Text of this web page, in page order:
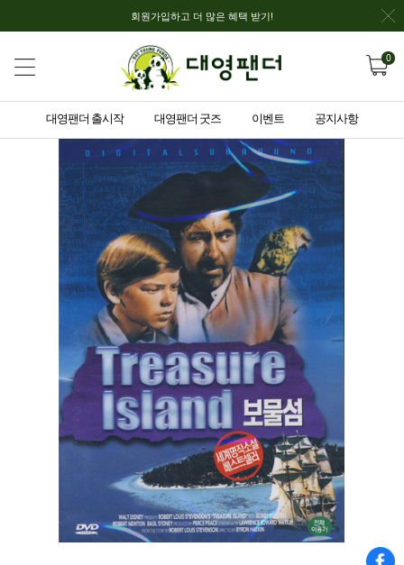
회원가입하고 더 많은 혜택 받기!
0
대영팬더 출시작 대영팬더 굿즈 이벤트 공지사항